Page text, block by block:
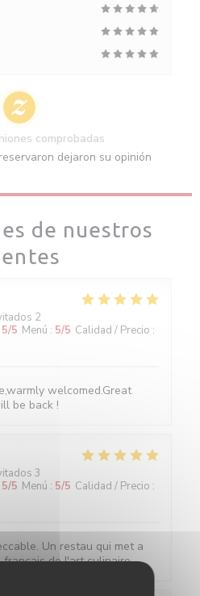
de nuestros
2
5/5 Menú : 5/5 Calidad / Precio :
welcomed.Great
be back !
3
5/5 Menú : 5/5 Calidad / Precio :
Un restau qui met a
de l'art culinaire.
comprobadas
dejaron su opinión